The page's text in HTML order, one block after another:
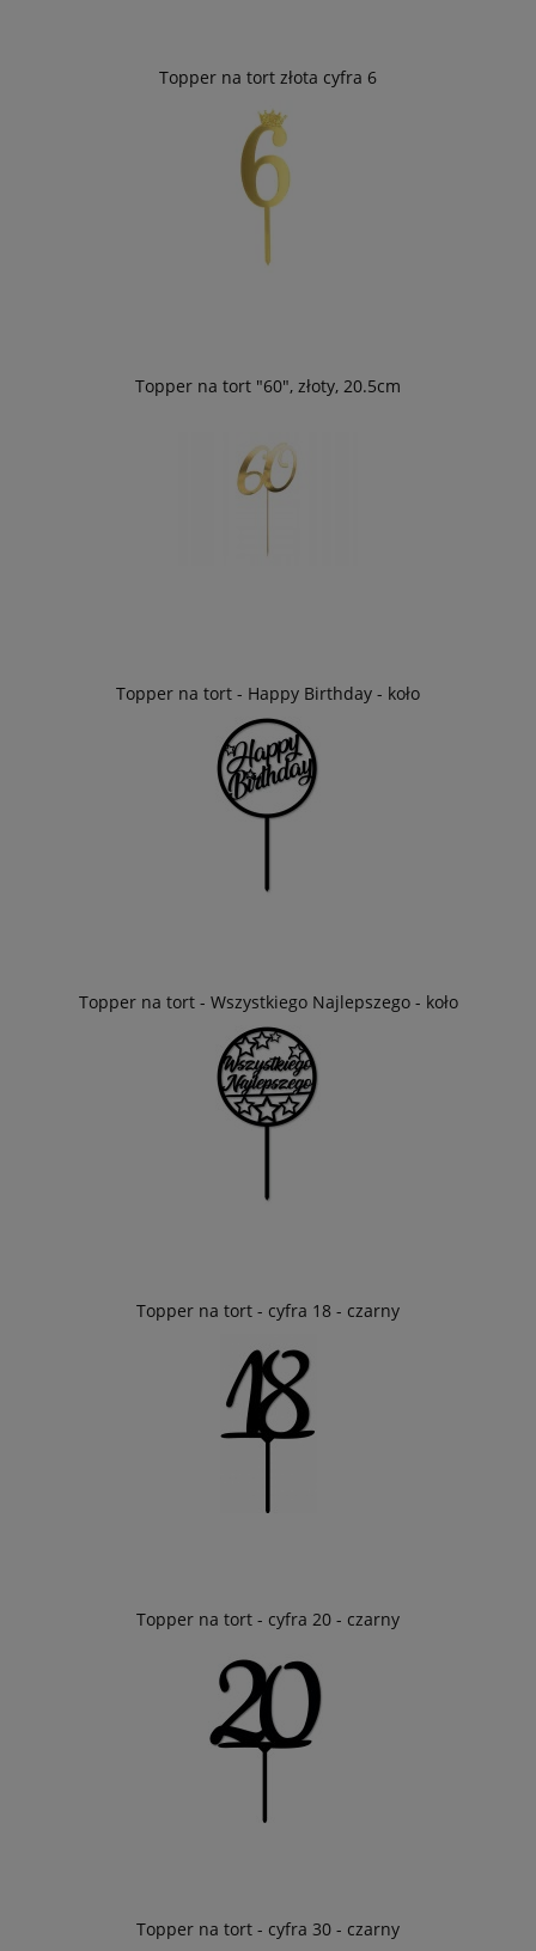
Topper na tort złota cyfra 6
Topper na tort "60", złoty, 20.5cm
Topper na tort - Happy Birthday - koło
Topper na tort - Wszystkiego Najlepszego - koło
Topper na tort - cyfra 18 - czarny
Topper na tort - cyfra 20 - czarny
Topper na tort - cyfra 30 - czarny